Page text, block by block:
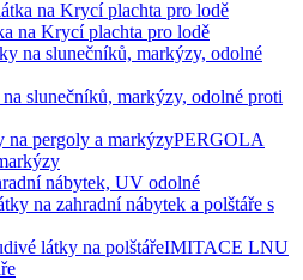
na Krycí plachta pro lodě
slunečníků, markýzy, odolné proti
PERGOLA
na zahradní nábytek a polštáře s
IMITACE LNU